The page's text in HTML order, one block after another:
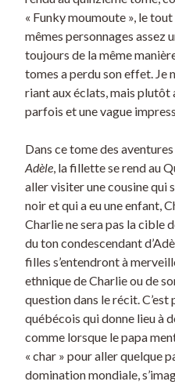
« Funky moumoute », le
mêmes personnages assez
toujours de la même
tomes a perdu son effet. Je
riant aux éclats, mais plutôt
parfois et une vague
Dans ce tome des
Adèle, la fillette se rend au
aller visiter une cousine qui
noir et qui a eu une enfant,
Charlie ne sera pas la cible
du ton condescendant
filles s’entendront à
ethnique de Charlie ou de
question dans le récit.
québécois qui donne lieu à
comme lorsque le papa
« char » pour aller quelque
domination mondiale,